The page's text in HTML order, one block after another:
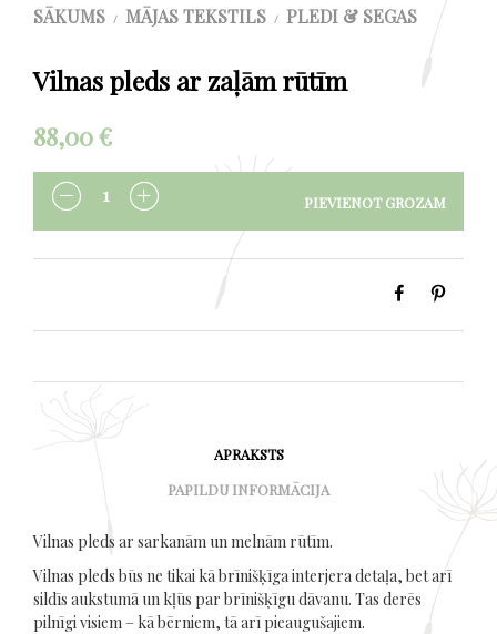
SĀKUMS / MĀJAS TEKSTILS / PLEDI & SEGAS
Vilnas pleds ar zaļām rūtīm
88,00€
DAUDZUMS PIEVIENOT GROZAM
APRAKSTS
PAPILDU INFORMĀCIJA
Vilnas pleds ar sarkanām un melnām rūtīm.
Vilnas pleds būs ne tikai kā brīnišķīga interjera detaļa, bet arī
sildīs aukstumā un kļūs par brīnišķīgu dāvanu. Tas derēs
pilnīgi visiem – kā bērniem, tā arī pieaugušajiem.